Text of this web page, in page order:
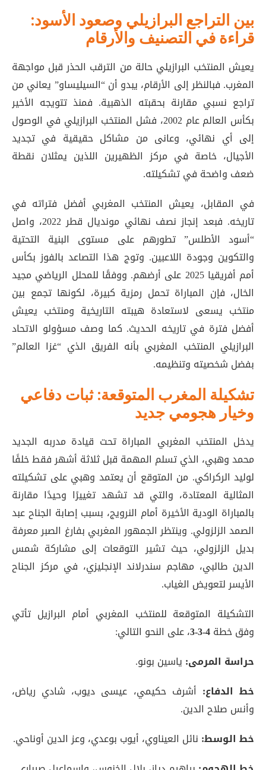
بين التراجع البرازيلي وصعود الأسود:
قراءة في التصنيف والأرقام
يعيش المنتخب البرازيلي حالة من الترقب الحذر قبل مواجهة
المغرب. فبالنظر إلى الأرقام، يبدو أن “السيليساو” يعاني من
تراجع نسبي مقارنة بحقبته الذهبية. فمنذ تتويجه الأخير
بكأس العالم عام 2002، فشل المنتخب البرازيلي في الوصول
إلى أي نهائي، وعانى من مشاكل حقيقية في تجديد
الأجيال، خاصة في مركز الظهيرين اللذين يمثلان نقطة
ضعف واضحة في تشكيلته.
في المقابل، يعيش المنتخب المغربي أفضل فتراته في
تاريخه. فبعد إنجاز نصف نهائي مونديال قطر 2022، واصل
“أسود الأطلس” تطورهم على مستوى البنية التحتية
والتكوين وجودة اللاعبين. وتوج هذا التصاعد بالفوز بكأس
أمم أفريقيا 2025 على أرضهم
. ووفقًا للمحلل الرياضي مجيد
الخال، فإن المباراة تحمل رمزية كبيرة، لكونها تجمع بين
منتخب يسعى لاستعادة هيبته التاريخية ومنتخب يعيش
أفضل فترة في تاريخه الحديث. كما وصف مسؤولو الاتحاد
البرازيلي المنتخب المغربي بأنه الفريق الذي “غزا العالم”
بفضل شخصيته وتنظيمه.
تشكيلة المغرب المتوقعة: ثبات دفاعي
وخيار هجومي جديد
يدخل المنتخب المغربي المباراة تحت قيادة مدربه الجديد
محمد وهبي، الذي تسلم المهمة قبل ثلاثة أشهر فقط خلفًا
لوليد الركراكي. من المتوقع أن يعتمد وهبي على تشكيلته
المثالية المعتادة، والتي قد تشهد تغييرًا وحيدًا مقارنة
بالمباراة الودية الأخيرة أمام النرويج، بسبب إصابة الجناح عبد
الصمد الزلزولي. وينتظر الجمهور المغربي بفارغ الصبر معرفة
بديل الزلزولي، حيث تشير التوقعات إلى مشاركة شمس
الدين طالبي، مهاجم سندرلاند الإنجليزي، في مركز الجناح
الأيسر لتعويض الغياب.
التشكيلة المتوقعة للمنتخب المغربي أمام البرازيل تأتي
وفق خطة4-3-3
، على النحو التالي:
حراسة المرمى: ياسين بونو.
خط الدفاع: أشرف حكيمي، عيسى ديوب، شادي رياض،
وأنس صلاح الدين.
خط الوسط: نائل العيناوي، أيوب بوعدي، وعز الدين أوناحي.